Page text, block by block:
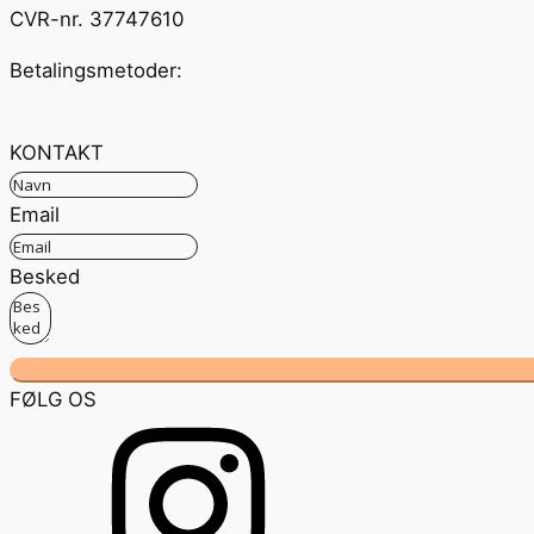
CVR-nr. 37747610
Betalingsmetoder:
KONTAKT
Email
Besked
FØLG OS